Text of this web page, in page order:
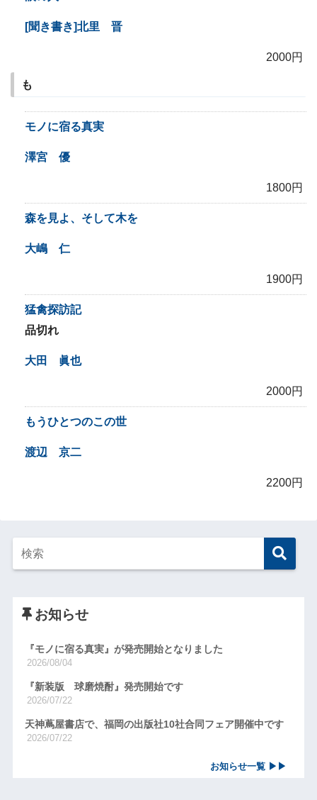
[聞き書き]北里 晋
2000円
も
モノに宿る真実
澤宮 優
1800円
森を見よ、そして木を
大嶋 仁
1900円
猛禽探訪記
品切れ
大田 眞也
2000円
もうひとつのこの世
渡辺 京二
2200円
お知らせ
『モノに宿る真実』が発売開始となりました
2026/08/04
『新装版 球磨焼酎』発売開始です
2026/07/22
天神蔦屋書店で、福岡の出版社10社合同フェア開催中です
2026/07/22
お知らせ一覧 ▶▶